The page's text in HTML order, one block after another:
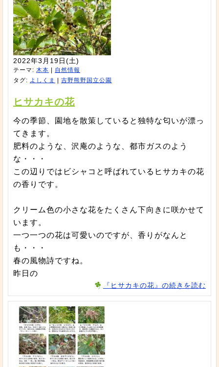
2022年3月19日(土)
テーマ: 木本
自然情報
タグ: よしくま 吉野熊野国立公園
ヒサカキの花
今の季節、園地を散策していると独特な匂いが漂っ
てきます。
肥料のような、沢庵のような、都市ガスのよう
な・・・
この辺りではビシャコと呼ばれているヒサカキの花
の香りです。
クリーム色の小さな花をたくさん下向きに咲かせて
います。
一つ一つの花は可愛いのですが、香りがなんと
も・・・
春の風物詩ですね。
昨日の
『ヒサカキの花』の続きを読む